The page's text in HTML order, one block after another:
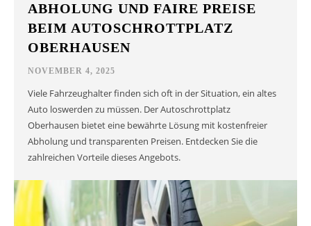
ABHOLUNG UND FAIRE PREISE
BEIM AUTOSCHROTTPLATZ
OBERHAUSEN
NOVEMBER 4, 2025
Viele Fahrzeughalter finden sich oft in der Situation, ein altes
Auto loswerden zu müssen. Der Autoschrottplatz
Oberhausen bietet eine bewährte Lösung mit kostenfreier
Abholung und transparenten Preisen. Entdecken Sie die
zahlreichen Vorteile dieses Angebots.